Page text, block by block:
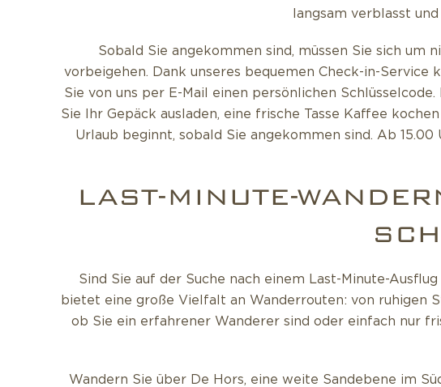
langsam verblasst
Sobald Sie angekommen sind, müssen Sie sich
vorbeigehen. Dank unseres bequemen Check-in-
Sie von uns per E-Mail einen persönlichen
Sie Ihr Gepäck ausladen, eine frische Tasse Kaffee
Urlaub beginnt, sobald Sie angekommen sind. Ab
LAST-MINUTE-
Sind Sie auf der Suche nach einem Last-Minute-
bietet eine große Vielfalt an Wanderrouten: von ruhigen
ob Sie ein erfahrener Wanderer sind oder einfach nur
Wandern Sie über De Hors, eine weite Sandebene im